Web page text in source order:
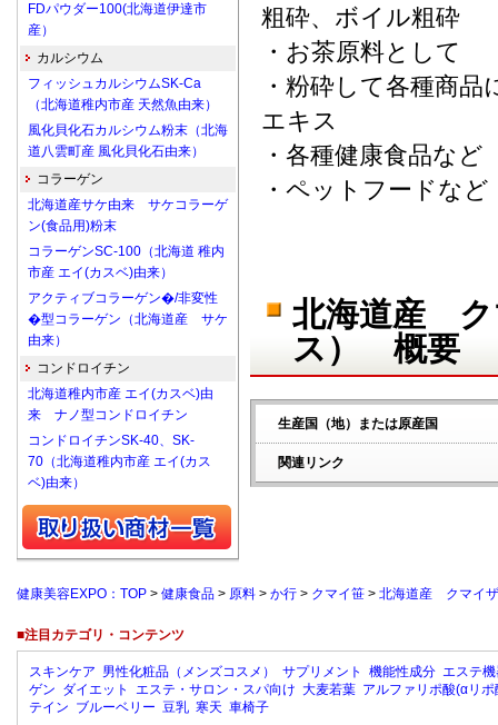
粗砕、ボイル粗砕
・お茶原料として
・粉砕して各種商品
エキス
・各種健康食品など
・ペットフードなど
北海道産 ク
ス） 概要
生産国（地）または原産国
関連リンク
FDパウダー100(北海道伊達市
産）
カルシウム
フィッシュカルシウムSK-Ca
（北海道稚内市産 天然魚由来）
風化貝化石カルシウム粉末（北海
道八雲町産 風化貝化石由来）
コラーゲン
北海道産サケ由来 サケコラーゲ
ン(食品用)粉末
コラーゲンSC-100（北海道 稚内
市産 エイ(カスベ)由来）
アクティブコラーゲン�/非変性
�型コラーゲン（北海道産 サケ
由来）
コンドロイチン
北海道稚内市産 エイ(カスベ)由
来 ナノ型コンドロイチン
コンドロイチンSK-40、SK-
70（北海道稚内市産 エイ(カス
ベ)由来）
健康美容EXPO：TOP > 健康食品 > 原料 > か行 > クマイ笹 > 北海道産 クマイザ
■注目カテゴリ・コンテンツ
スキンケア 男性化粧品（メンズコスメ） サプリメント 機能性成分 エステ
ゲン ダイエット エステ・サロン・スパ向け 大麦若葉 アルファリポ酸(αリポ
テイン ブルーベリー 豆乳 寒天 車椅子